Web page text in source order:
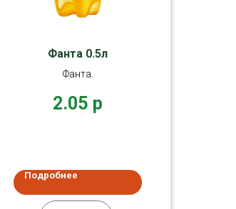
Фанта 0.5л
Фанта.
2.05 р
Подробнее